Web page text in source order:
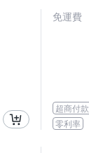
免運費
超商付款
零利率